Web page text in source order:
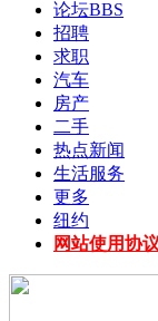
论坛BBS
招聘
求职
汽车
房产
二手
热点新闻
生活服务
更多
纽约
网站使用协